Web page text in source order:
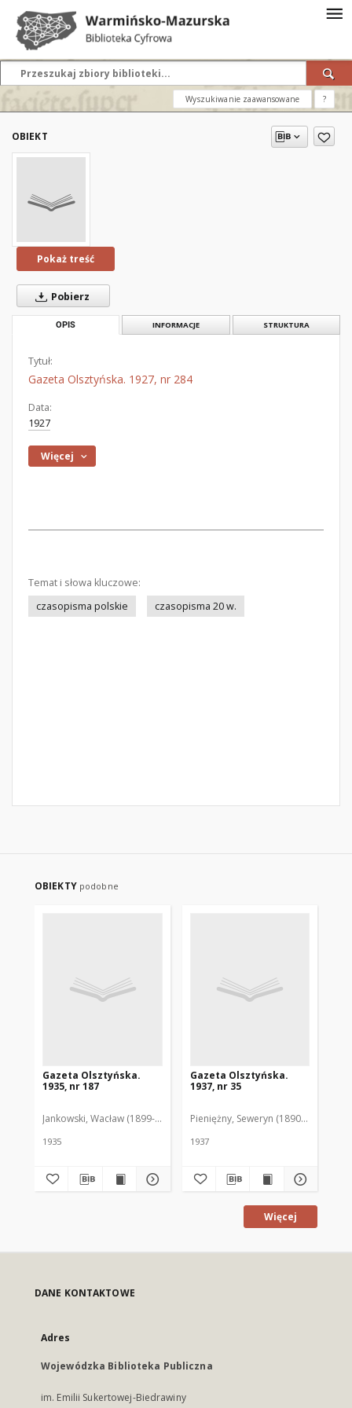
Wyszukiwanie zaawansowane ?
OBIEKT
Pokaż treść
Pobierz
OPIS INFORMACJE STRUKTURA
Tytuł:
Gazeta Olsztyńska. 1927, nr 284
Data:
1927
Więcej
Temat i słowa kluczowe:
czasopisma polskie
czasopisma 20 w.
OBIEKTY podobne
Gazeta Olsztyńska.
1935, nr 187
Jankowski, Wacław (1899-1975). Red.
1935
Gazeta Olsztyńska.
1937, nr 35
Pieniężny, Seweryn (1890-1940). Red.
1937
Więcej
DANE KONTAKTOWE
Adres
Wojewódzka Biblioteka Publiczna
im. Emilii Sukertowej-Biedrawiny